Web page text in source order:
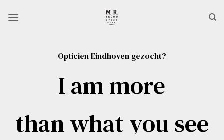
naar
Opticien Eindhoven gezocht?
I am more
than what you see